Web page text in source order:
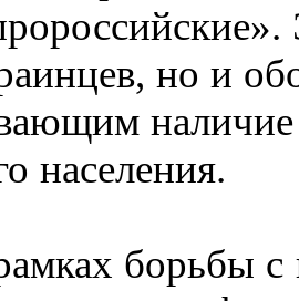
но и
населения.
борьбы с